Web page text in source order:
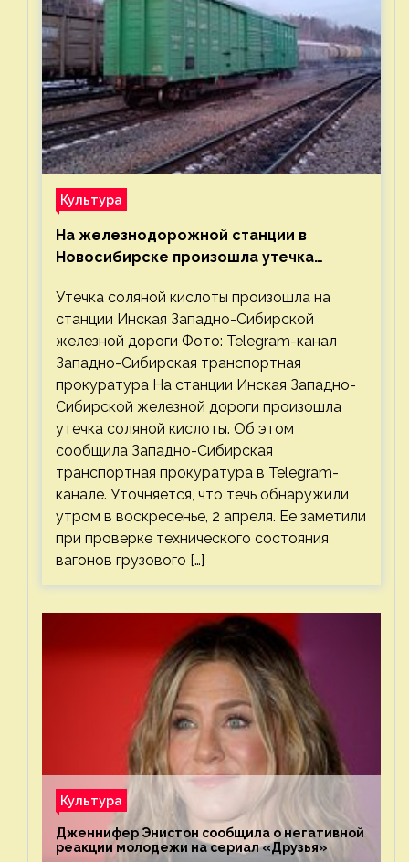
Культура
На железнодорожной станции в
Новосибирске произошла утечка
Утечка соляной кислоты произошла на
станции Инская Западно-Сибирской
железной дороги Фото: Telegram-канал
Западно-Сибирская транспортная
прокуратура На станции Инская Западно-
Сибирской железной дороги произошла
утечка соляной кислоты. Об этом
сообщила Западно-Сибирская
транспортная прокуратура в Telegram-
канале. Уточняется, что течь обнаружили
утром в воскресенье, 2 апреля. Ее заметили
при проверке технического состояния
вагонов грузового […]
Культура
Дженнифер Энистон сообщила о негативной
реакции молодежи на сериал «Друзья»